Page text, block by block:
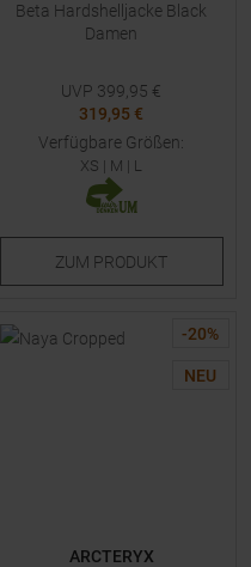
Beta Hardshelljacke Black
Damen
UVP 399,95 €
319,95 €
Verfügbare Größen:
XS | M | L
ZUM PRODUKT
-20%
NEU
ARCTERYX